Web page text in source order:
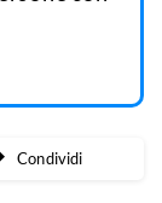
Condividi